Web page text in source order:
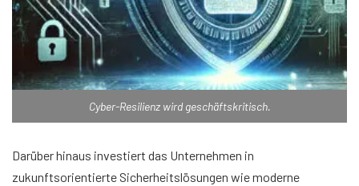
Cyber-Resilienz wird geschäftskritisch.
Darüber hinaus investiert das Unternehmen in
zukunftsorientierte Sicherheitslösungen wie moderne